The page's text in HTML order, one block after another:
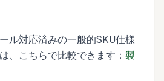
ル対応済みの一般的SKU仕様
、こちらで比較できます： 製